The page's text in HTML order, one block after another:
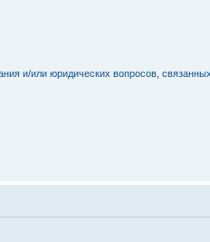
и/или юридических вопросов,